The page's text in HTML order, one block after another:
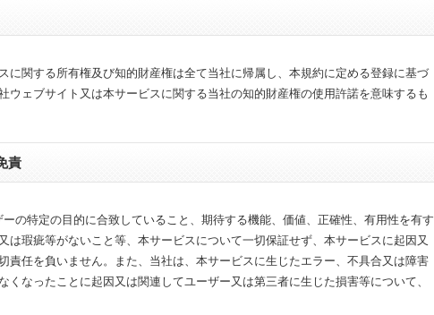
に関する所有権及び知的財産権は全て当社に帰属し、本規約に定める登録に基づ
ウェブサイト又は本サービスに関する当社の知的財産権の使用許諾を意味するも
責
の特定の目的に合致していること、期待する機能、価値、正確性、有用性を有す
は瑕疵等がないこと等、本サービスについて一切保証せず、本サービスに起因又
責任を負いません。また、当社は、本サービスに生じたエラー、不具合又は障害
くなったことに起因又は関連してユーザー又は第三者に生じた損害等について、